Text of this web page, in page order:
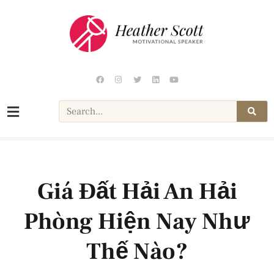
Giá Đất Hải An Hải
Phòng Hiện Nay Như
Thế Nào?